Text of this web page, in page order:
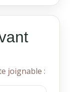
joignable :